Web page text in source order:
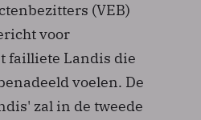
(VEB)
voor
failliete Landis die
voelen. De
zal in de tweede